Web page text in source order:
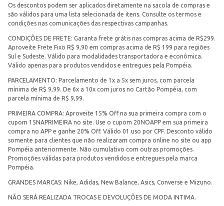
Os descontos podem ser aplicados diretamente na sacola de compras e
são válidos para uma lista selecionada de itens. Consulte os termos e
condições nas comunicações das respectivas campanhas.
CONDIÇÕES DE FRETE: Garanta frete grátis nas compras acima de R$299.
Aproveite Frete Fixo R$ 9,90 em compras acima de R$ 199 para regiões
Sul e Sudeste. Válido para modalidades transportadora e econômica.
Válido apenas para produtos vendidos e entregues pela Pompéia.
PARCELAMENTO: Parcelamento de 1x a 5x sem juros, com parcela
mínima de R$ 9,99. De 6x a 10x com juros no Cartão Pompéia, com
parcela mínima de R$ 9,99.
PRIMEIRA COMPRA: Aproveite 15% Off na sua primeira compra com o
cupom 15NAPRIMEIRA no site. Use o cupom 20NOAPP em sua primeira
compra no APP e ganhe 20% Off. Válido 01 uso por CPF. Desconto válido
somente para clientes que não realizaram compra online no site ou app
Pompéia anteriormente. Não cumulativo com outras promoções.
Promoções válidas para produtos vendidos e entregues pela marca
Pompéia.
GRANDES MARCAS: Nike, Adidas, New Balance, Asics, Converse e Mizuno.
NÃO SERÁ REALIZADA TROCAS E DEVOLUÇÕES DE MODA INTIMA.